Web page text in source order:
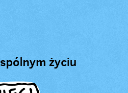
życiu